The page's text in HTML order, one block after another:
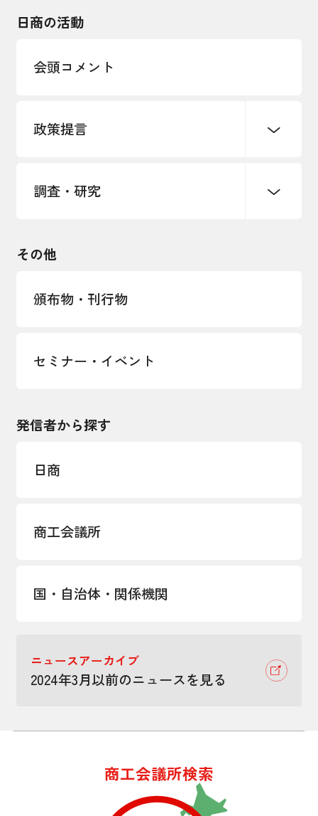
インボイス制度
海外情報レポート
安全保障貿易管理・技術流出防止に関す
経営者保証に関するガイドライン
日商の活動
会頭コメント
政策提言
中小企業経営
国土強靭化・社会基盤整備・震災復興
調査・研究
LOBO調査
その他
頒布物・刊行物
セミナー・イベント
発信者から探す
日商
商工会議所
国・自治体・関係機関
ニュースアーカイブ
2024年3月以前のニュースを見る
商工会議所検索